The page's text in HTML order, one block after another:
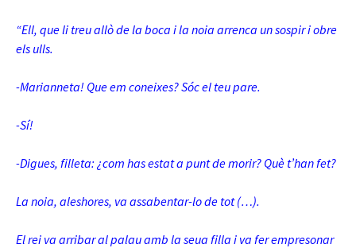
“Ell, que li treu allò de la boca i la noia arrenca un sospir i obre
els ulls.
-Marianneta! Que em coneixes? Sóc el teu pare.
-Sí!
-Digues, filleta: ¿com has estat a punt de morir? Què t’han fet?
La noia, aleshores, va assabentar-lo de tot (…).
El rei va arribar al palau amb la seua filla i va fer empresonar